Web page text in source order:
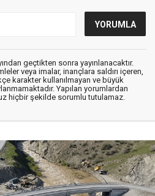
geçtikten sonra yayınlanacaktır.
veya imalar, inançlara saldırı içeren,
karakter kullanılmayan ve büyük
Yapılan yorumlardan
hiçbir şekilde sorumlu tutulamaz.